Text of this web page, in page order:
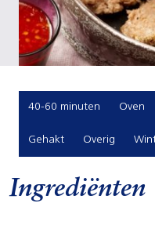
40-60 minuten Oven
Gehakt Overig
Ingrediënten